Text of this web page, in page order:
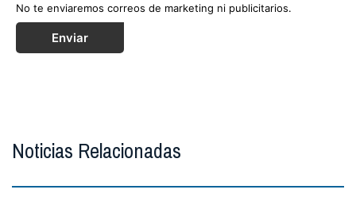
No te enviaremos correos de marketing ni publicitarios.
Enviar
Noticias Relacionadas